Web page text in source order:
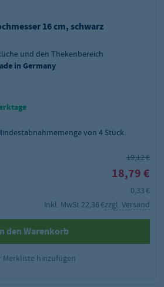
16 cm, schwarz
und den Thekenbereich
in Germany
von 4 Stück.
19,12 €
18,79 €
0,33 €
inkl. MwSt.22,36 €zzgl. Versand
den Warenkorb
Merkliste hinzufügen